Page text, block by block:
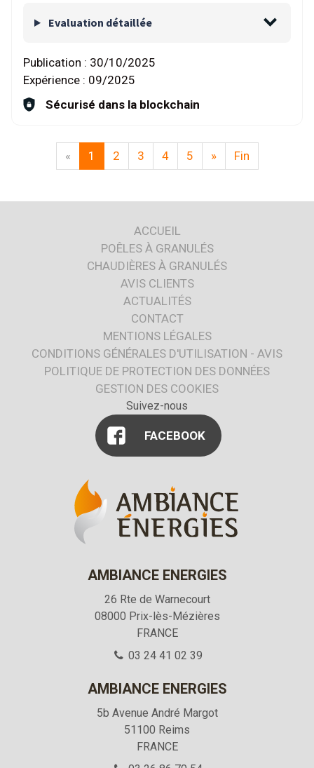
Evaluation détaillée
Publication : 30/10/2025
Expérience : 09/2025
Sécurisé dans la blockchain
« 1 2 3 4 5 » Fin
ACCUEIL
POÊLES À GRANULÉS
CHAUDIÈRES À GRANULÉS
AVIS CLIENTS
ACTUALITÉS
CONTACT
MENTIONS LÉGALES
CONDITIONS GÉNÉRALES D'UTILISATION - AVIS
POLITIQUE DE PROTECTION DES DONNÉES
GESTION DES COOKIES
Suivez-nous
FACEBOOK
AMBIANCE ENERGIES
26 Rte de Warnecourt
08000 Prix-lès-Mézières
FRANCE
03 24 41 02 39
AMBIANCE ENERGIES
5b Avenue André Margot
51100 Reims
FRANCE